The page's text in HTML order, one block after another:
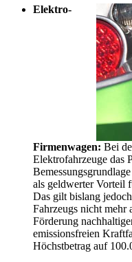
Elektro-
Firmenwagen: Bei
Elektrofahrzeuge das
als geldwerter Vorteil
Das gilt bislang
Fahrzeugs nicht mehr
Förderung
emissionsfreien
Höchstbetrag auf